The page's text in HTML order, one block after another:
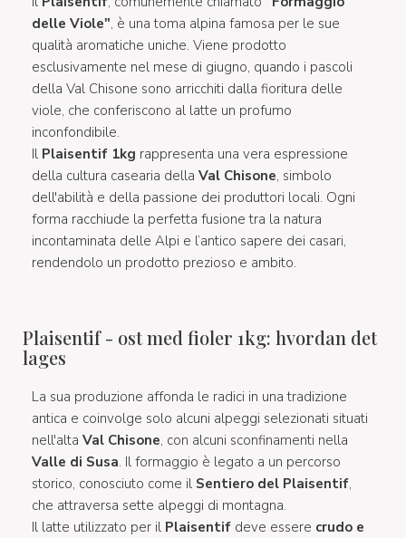
delle Viole", è una toma alpina famosa per le sue
qualità aromatiche uniche. Viene prodotto
esclusivamente nel mese di giugno, quando i pascoli
della Val Chisone sono arricchiti dalla fioritura delle
viole, che conferiscono al latte un profumo
inconfondibile.
Il Plaisentif 1kg rappresenta una vera espressione
della cultura casearia della Val Chisone, simbolo
dell'abilità e della passione dei produttori locali. Ogni
forma racchiude la perfetta fusione tra la natura
incontaminata delle Alpi e l’antico sapere dei casari,
rendendolo un prodotto prezioso e ambito.
Plaisentif - ost med fioler 1kg: hvordan det
lages
La sua produzione affonda le radici in una tradizione
antica e coinvolge solo alcuni alpeggi selezionati situati
nell'alta Val Chisone, con alcuni sconfinamenti nella
Valle di Susa. Il formaggio è legato a un percorso
storico, conosciuto come il Sentiero del Plaisentif,
che attraversa sette alpeggi di montagna.
Il latte utilizzato per il Plaisentif deve essere crudo e